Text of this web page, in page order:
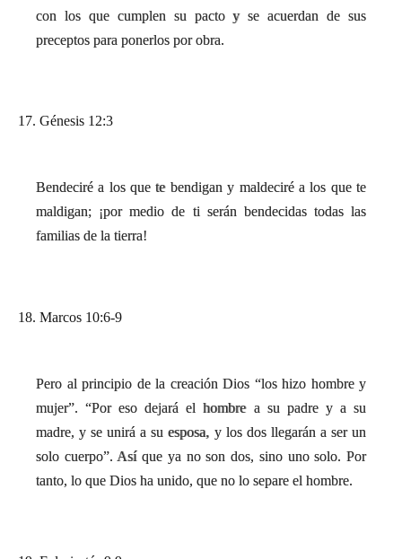
con los que cumplen su pacto y se acuerdan de sus
preceptos para ponerlos por obra.
17. Génesis 12:3
Bendeciré a los que te bendigan y maldeciré a los que te
maldigan; ¡por medio de ti serán bendecidas todas las
familias de la tierra!
18. Marcos 10:6-9
Pero al principio de la creación Dios “los hizo hombre y
mujer”. “Por eso dejará el hombre a su padre y a su
madre, y se unirá a su esposa, y los dos llegarán a ser un
solo cuerpo”. Así que ya no son dos, sino uno solo. Por
tanto, lo que Dios ha unido, que no lo separe el hombre.